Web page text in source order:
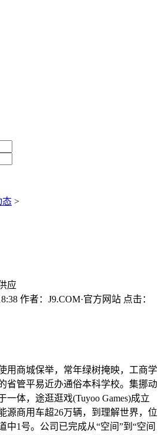
态 >
应
作者： J9.COM·官方网站 点击：
商城保举，常年绿树掩映，工商学
省管平易近办通俗本科学校。集挪动
体，途逛逛戏(Tuyoo Games)成立
源商用车超26万辆，到理解世界，位
中1号。公司已完成从“空间”到“空间